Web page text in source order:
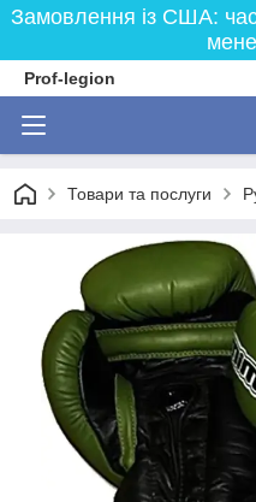
Замовлення із США:
Prof-legion
Товари та послуги